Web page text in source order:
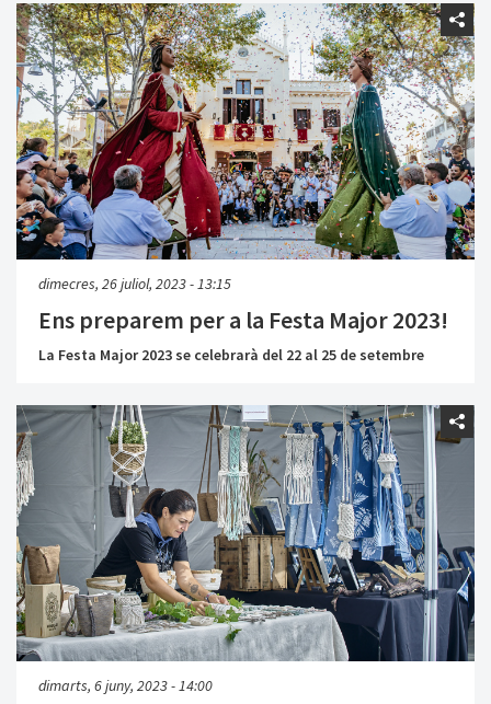
dimecres, 26 juliol, 2023 - 13:15
Ens preparem per a la Festa Major 2023!
La Festa Major 2023 se celebrarà del 22 al 25 de setembre
dimarts, 6 juny, 2023 - 14:00